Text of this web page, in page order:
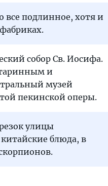
подлинное, хотя и
собор Св. Иосифа.
и
музей
пекинской оперы.
улицы
блюда, в